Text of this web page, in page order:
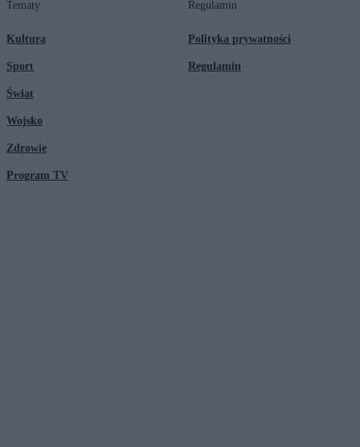
Tematy
Kultura
Sport
Świat
Wojsko
Zdrowie
Program TV
Regulamin
Polityka prywatności
Regulamin